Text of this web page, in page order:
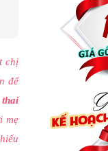
chị
để
mẹ